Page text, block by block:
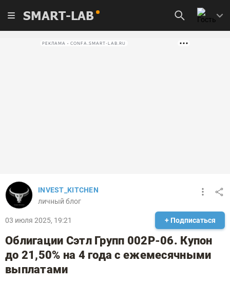
SMART-LAB
РЕКЛАМА • CONFA.SMART-LAB.RU
INVEST_KITCHEN
личный блог
03 июля 2025, 19:21 + Подписаться
Облигации Сэтл Групп 002Р-06. Купон
до 21,50% на 4 года с ежемесячными
выплатами